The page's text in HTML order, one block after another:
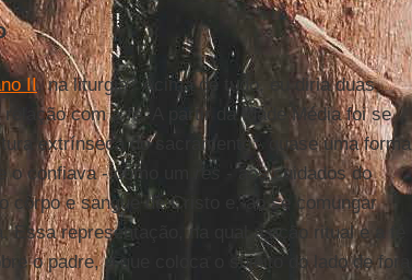
II, na liturgia? Acima de tudo, eu diria duas
com a fé. A partir da Idade Média foi se
extrínseca do sacramento - quase uma forma
o confiava - como um
res
- aos cuidados do
corpo e sangue de Cristo e, ao se comungar
representação, na qual a ação ritual e a fé
o padre, e que coloca o sujeito do lado de fora